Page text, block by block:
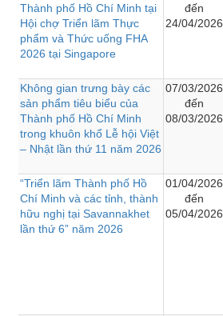
Thành phố Hồ Chí Minh tại
Hội chợ Triển lãm Thực
phẩm và Thức uống FHA
2026 tại Singapore
đến
24/04/2026
Không gian trưng bày các
sản phẩm tiêu biểu của
Thành phố Hồ Chí Minh
trong khuôn khổ Lễ hội Việt
– Nhật lần thứ 11 năm 2026
07/03/2026
đến
08/03/2026
“Triển lãm Thành phố Hồ
Chí Minh và các tỉnh, thành
hữu nghị tại Savannakhet
lần thứ 6” năm 2026
01/04/2026
đến
05/04/2026